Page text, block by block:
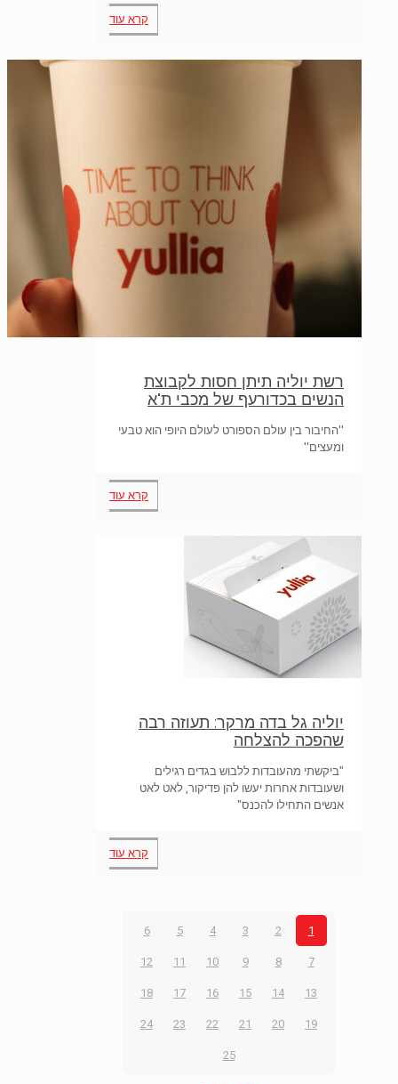
קרא עוד
רשת יוליה תיתן חסות לקבוצת
הנשים בכדורעף של מכבי ת"א
''החיבור בין עולם הספורט לעולם היופי הוא טבעי
ומעצים''
קרא עוד
יוליה גל בדה מרקר: תעוזה רבה
שהפכה להצלחה
"ביקשתי מהעובדות ללבוש בגדים רגילים
ושעובדות אחרות יעשו להן פדיקור, לאט לאט
אנשים התחילו להכנס"
קרא עוד
1
2
3
4
5
6
7
8
9
10
11
12
13
14
15
16
17
18
19
20
21
22
23
24
25